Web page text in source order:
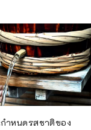
ำหนดรสชาติของ